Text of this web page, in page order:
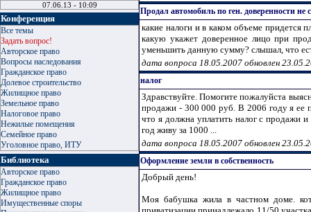
07.06.13 - 10:09
Конференция
Все темы
Задать вопрос!
Авторское право
Вопросы наследования
Гражданское право
Долевое строительство
Жилищное право
Земельное право
Налоговое право
Нежилые помещения
Семейное право
Уголовное право, ИТУ
Библиотека
Авторское право
Гражданское право
Жилищное право
Имущественные споры
Продал автомобиль по ген. доверенности
какие налоги и в каком объеме придется
какую укажет доверенное лицо при
уменьшить данную сумму? слышал, что
дата вопроса 18.05.2007 обновлен
налог
Здравствуйте. Помогите пожалуйста
продажи - 300 000 руб. В 2006 году я ее
что я должна уплатить налог с продажи
год живу за 1000 ...
дата вопроса 18.05.2007 обновлен
Оформление земли в собственность
Добрый день!
Моя бабушка жила в частном доме.